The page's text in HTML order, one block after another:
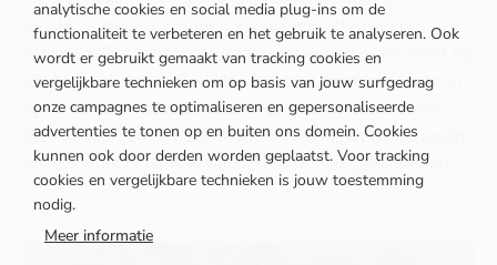
zijn. Ieder mens is anders.’ Hij wil nog altijd veel
bereiken. Dat kan hij natuurlijk niet alleen. Daar heeft hij
zijn team bij nodig. Gelukkig krijgt hij die nu wél mee in
zijn ambitie: ‘Medewerkers vinden flexibiliteit steeds
belangrijker. En ze hebben meer rust in het hoofd nodig
om even los te komen van het werk. Dat geef ik ze nu.’
analytische cookies en social media plug-ins om de
functionaliteit te verbeteren en het gebruik te analyseren. Ook
wordt er gebruikt gemaakt van tracking cookies en
vergelijkbare technieken om op basis van jouw surfgedrag
onze campagnes te optimaliseren en gepersonaliseerde
advertenties te tonen op en buiten ons domein. Cookies
kunnen ook door derden worden geplaatst. Voor tracking
cookies en vergelijkbare technieken is jouw toestemming
nodig.
Meer informatie